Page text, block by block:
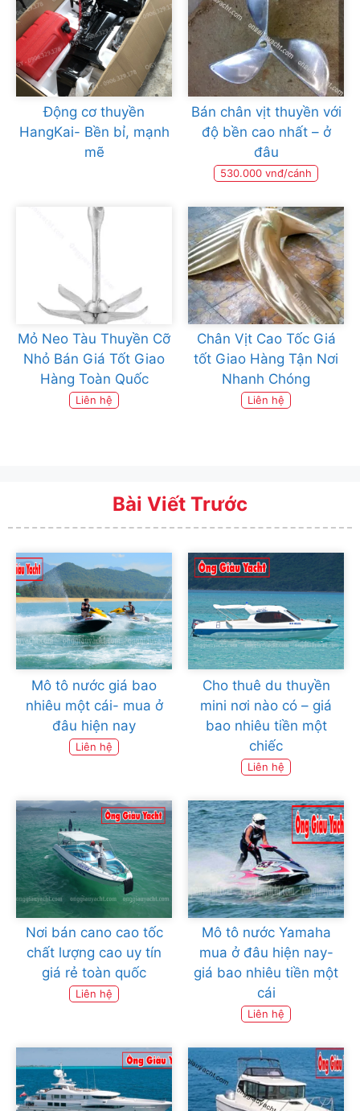
Động cơ thuyền
HangKai- Bền bỉ, mạnh
mẽ
Bán chân vịt thuyền với
độ bền cao nhất – ở
đâu
530.000 vnđ/cánh
Mỏ Neo Tàu Thuyền Cỡ
Nhỏ Bán Giá Tốt Giao
Hàng Toàn Quốc
Liên hệ
Chân Vịt Cao Tốc Giá
tốt Giao Hàng Tận Nơi
Nhanh Chóng
Liên hệ
Bài Viết Trước
Mô tô nước giá bao
nhiêu một cái- mua ở
đâu hiện nay
Liên hệ
Cho thuê du thuyền
mini nơi nào có – giá
bao nhiêu tiền một
chiếc
Liên hệ
Nơi bán cano cao tốc
chất lượng cao uy tín
giá rẻ toàn quốc
Liên hệ
Mô tô nước Yamaha
mua ở đâu hiện nay-
giá bao nhiêu tiền một
cái
Liên hệ